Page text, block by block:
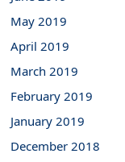
May 2019
April 2019
March 2019
February 2019
January 2019
December 2018